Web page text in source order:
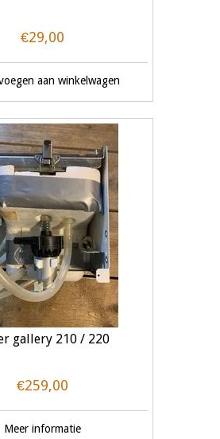
€29,00
aan winkelwagen
gallery 210 / 220
€259,00
Meer informatie